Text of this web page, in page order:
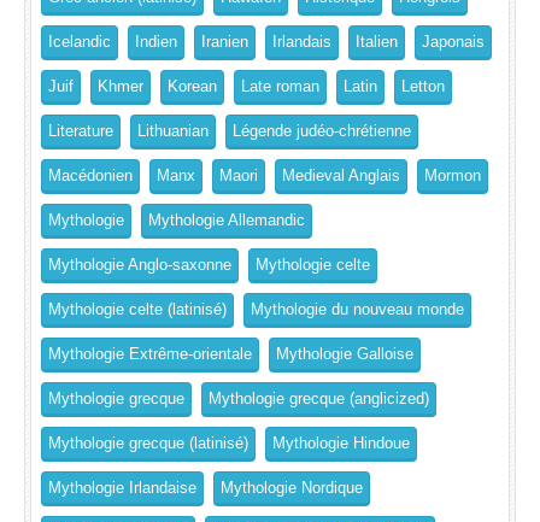
Icelandic Indien Iranien Irlandais Italien Japonais
Juif Khmer Korean Late roman Latin Letton
Literature Lithuanian Légende judéo-chrétienne
Macédonien Manx Maori Medieval Anglais Mormon
Mythologie Mythologie Allemandic
Mythologie Anglo-saxonne Mythologie celte
Mythologie celte (latinisé) Mythologie du nouveau monde
Mythologie Extrême-orientale Mythologie Galloise
Mythologie grecque Mythologie grecque (anglicized)
Mythologie grecque (latinisé) Mythologie Hindoue
Mythologie Irlandaise Mythologie Nordique